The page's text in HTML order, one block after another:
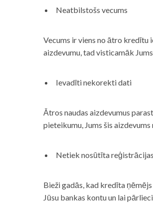
Neatbilstošs vecums
Vecums ir viens no ātro kredītu
aizdevumu, tad visticamāk
Ievadīti nekorekti dati
Ātros naudas aizdevumus
pieteikumu, Jums šis
Netiek nosūtīta
Bieži gadās, kad kredīta
Jūsu bankas kontu un lai